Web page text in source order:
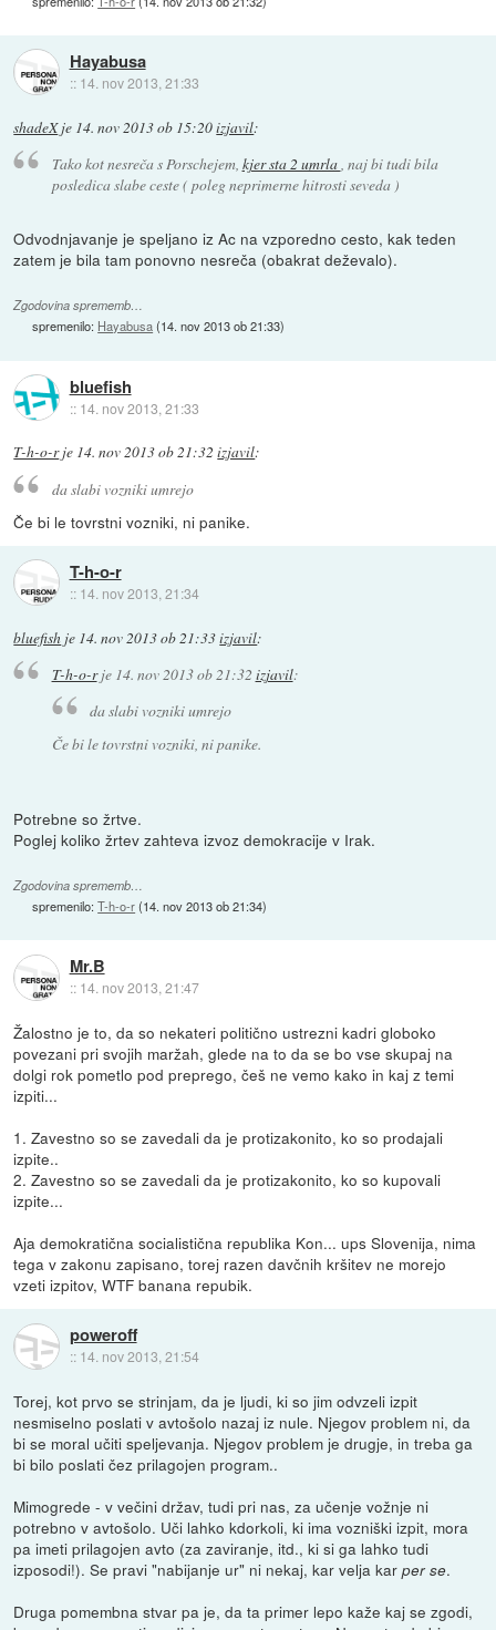
Hayabusa
:: 14. nov 2013, 21:33
shadeXje 14. nov 2013 ob 15:20izjavil:
Tako kot nesreča s Porschejem, kjer sta 2 umrla, naj bi tudi bila
posledica slabe ceste ( poleg neprimerne hitrosti seveda )
Odvodnjavanje je speljano iz Ac na vzporedno cesto, kak teden
zatem je bila tam ponovno nesreča (obakrat deževalo).
Zgodovina sprememb…
spremenilo: Hayabusa(14. nov 2013 ob 21:33)
bluefish
:: 14. nov 2013, 21:33
T-h-o-rje 14. nov 2013 ob 21:32 izjavil:
da slabi vozniki umrejo
Če bi le tovrstni vozniki, ni panike.
T-h-o-r
:: 14. nov 2013, 21:34
bluefish je 14. nov 2013 ob 21:33izjavil:
T-h-o-rje 14. nov 2013 ob 21:32 izjavil:
da slabi vozniki umrejo
Če bi le tovrstni vozniki, ni panike.
Potrebne so žrtve.
Poglej koliko žrtev zahteva izvoz demokracije v Irak.
Zgodovina sprememb…
spremenilo:T-h-o-r(14. nov 2013 ob 21:34)
Mr.B
:: 14. nov 2013, 21:47
Žalostno je to, da so nekateri politično ustrezni kadri globoko
povezani pri svojih maržah, glede na to da se bo vse skupaj na
dolgi rok pometlo pod preprego, češ ne vemo kako in kaj z temi
izpiti...
1. Zavestno so se zavedali da je protizakonito, ko so prodajali
izpite..
2. Zavestno so se zavedali da je protizakonito, ko so kupovali
izpite...
Aja demokratična socialistična republika Kon... ups Slovenija, nima
tega v zakonu zapisano, torej razen davčnih kršitev ne morejo
vzeti izpitov, WTF banana repubik.
poweroff
:: 14. nov 2013, 21:54
Torej, kot prvo se strinjam, da je ljudi, ki so jim odvzeli izpit
nesmiselno poslati v avtošolo nazaj iz nule. Njegov problem ni, da
bi se moral učiti speljevanja. Njegov problem je drugje, in treba ga
bi bilo poslati čez prilagojen program..
Mimogrede - v večini držav, tudi pri nas, za učenje vožnje ni
potrebno v avtošolo. Uči lahko kdorkoli, ki ima vozniški izpit, mora
pa imeti prilagojen avto (za zaviranje, itd., ki si ga lahko tudi
izposodi!). Se pravi "nabijanje ur" ni nekaj, kar velja karper se.
Druga pomembna stvar pa je, da ta primer lepo kaže kaj se zgodi,